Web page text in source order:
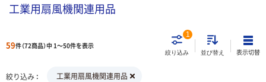
工業用扇風機関連用品
59件（72商品）中 1～50件を表示
絞り込み
1
並び替え 表示切替
絞り込み 工業用扇風機関連用品